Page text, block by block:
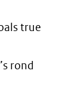
true
rond